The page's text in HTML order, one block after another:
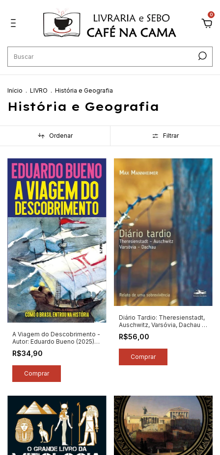
0
Início . LIVRO . História e Geografia
História e Geografia
Ordenar Filtrar
A Viagem do Descobrimento -
Autor: Eduardo Bueno (2025)
[novo]
R$34,90
Diário Tardio: Theresienstadt,
Auschwitz, Varsóvia, Dachau -
Autor: Max Mannheimer (2024)
[novo]
R$56,00